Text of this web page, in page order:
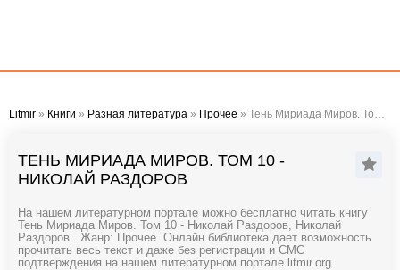
Litmir » Книги » Разная литература » Прочее » Тень Мириада Миров. Том 10 - Николай Раздоров
ТЕНЬ МИРИАДА МИРОВ. ТОМ 10 -
НИКОЛАЙ РАЗДОРОВ
На нашем литературном портале можно бесплатно читать книгу
Тень Мириада Миров. Том 10 - Николай Раздоров, Николай
Раздоров . Жанр: Прочее. Онлайн библиотека дает возможность
прочитать весь текст и даже без регистрации и СМС
подтверждения на нашем литературном портале litmir.org.